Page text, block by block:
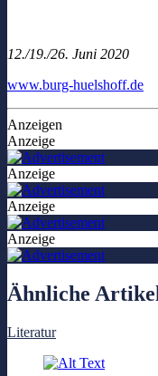
12./19./26. Juni 2020
www.burg-huelshoff.de
Anzeigen
Anzeige
Anzeige
Anzeige
Anzeige
Ähnliche Artikel
Literatur